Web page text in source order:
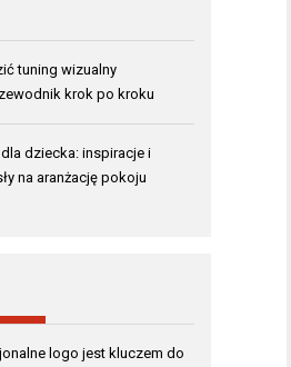
tuning wizualny
krok po kroku
dziecka: inspiracje i
na aranżację pokoju
logo jest kluczem do